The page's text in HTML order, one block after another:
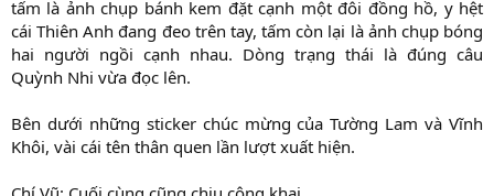
tấm là ảnh chụp bánh kem đặt cạnh một đôi đồng hồ, y hệt
cái Thiên Anh đang đeo trên tay, tấm còn lại là ảnh chụp bóng
hai người ngồi cạnh nhau. Dòng trạng thái là đúng câu
Quỳnh Nhi vừa đọc lên.
Bên dưới những sticker chúc mừng của Tường Lam và Vĩnh
Khôi, vài cái tên thân quen lần lượt xuất hiện.